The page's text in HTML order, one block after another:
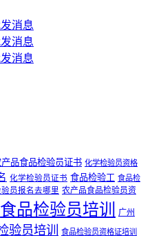
品食品检验员证书 化学检验员资格
化学检验员证书 食品检验工 食品检
员报名去哪里 农产品食品检验员资
食品检验员培训
广州
验员培训 食品检验员资格证培训